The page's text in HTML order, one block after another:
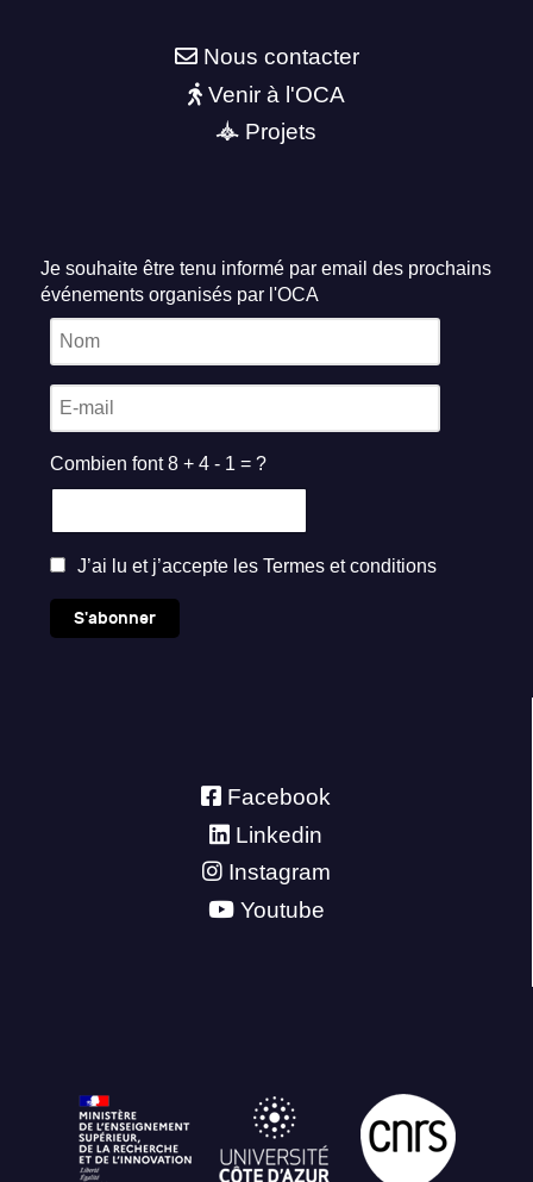
Nous contacter
Venir à l'OCA
Projets
Je souhaite être tenu informé par email des prochains
événements organisés par l'OCA
Combien font 8 + 4 - 1 = ?
J’ai lu et j’accepte les Termes et conditions
S'abonner
Facebook
Linkedin
Instagram
Youtube